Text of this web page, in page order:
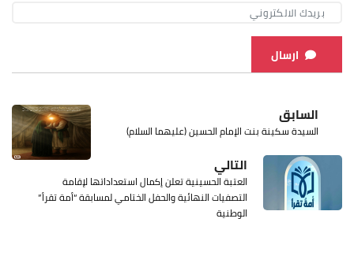
ارسال
السابق
السيدة سكينة بنت الإمام الحسين (عليهما السلام)
التالي
العتبة الحسينية تعلن إكمال استعداداتها لإقامة
التصفيات النهائية والحفل الختامي لمسابقة “أمة تقرأ”
الوطنية